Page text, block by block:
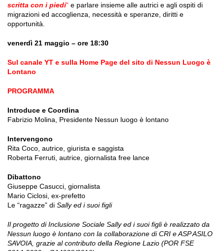
scritta con i piedi“ e parlare insieme alle autrici e agli ospiti di
migrazioni ed accoglienza, necessità e speranze, diritti e
opportunità.
venerdì 21 maggio – ore 18:30
Sul canale YT e sulla Home Page del sito di Nessun Luogo è
Lontano
PROGRAMMA
Introduce e Coordina
Fabrizio Molina, Presidente Nessun luogo è lontano
Intervengono
Rita Coco, autrice, giurista e saggista
Roberta Ferruti, autrice, giornalista free lance
Dibattono
Giuseppe Casucci, giornalista
Mario Ciclosi, ex-prefetto
Le “ragazze” di Sally ed i suoi figli
Il progetto di Inclusione Sociale Sally ed i suoi figli è realizzato da
Nessun luogo è lontano con la collaborazione di CRI e ASP ASILO
SAVOIA, grazie al contributo della Regione Lazio (POR FSE